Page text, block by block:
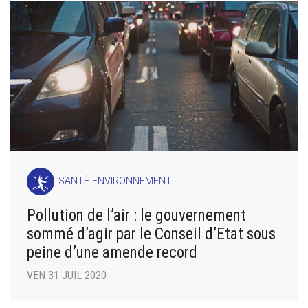
SANTÉ-ENVIRONNEMENT
Pollution de l’air : le gouvernement
sommé d’agir par le Conseil d’Etat sous
peine d’une amende record
VEN 31 JUIL 2020